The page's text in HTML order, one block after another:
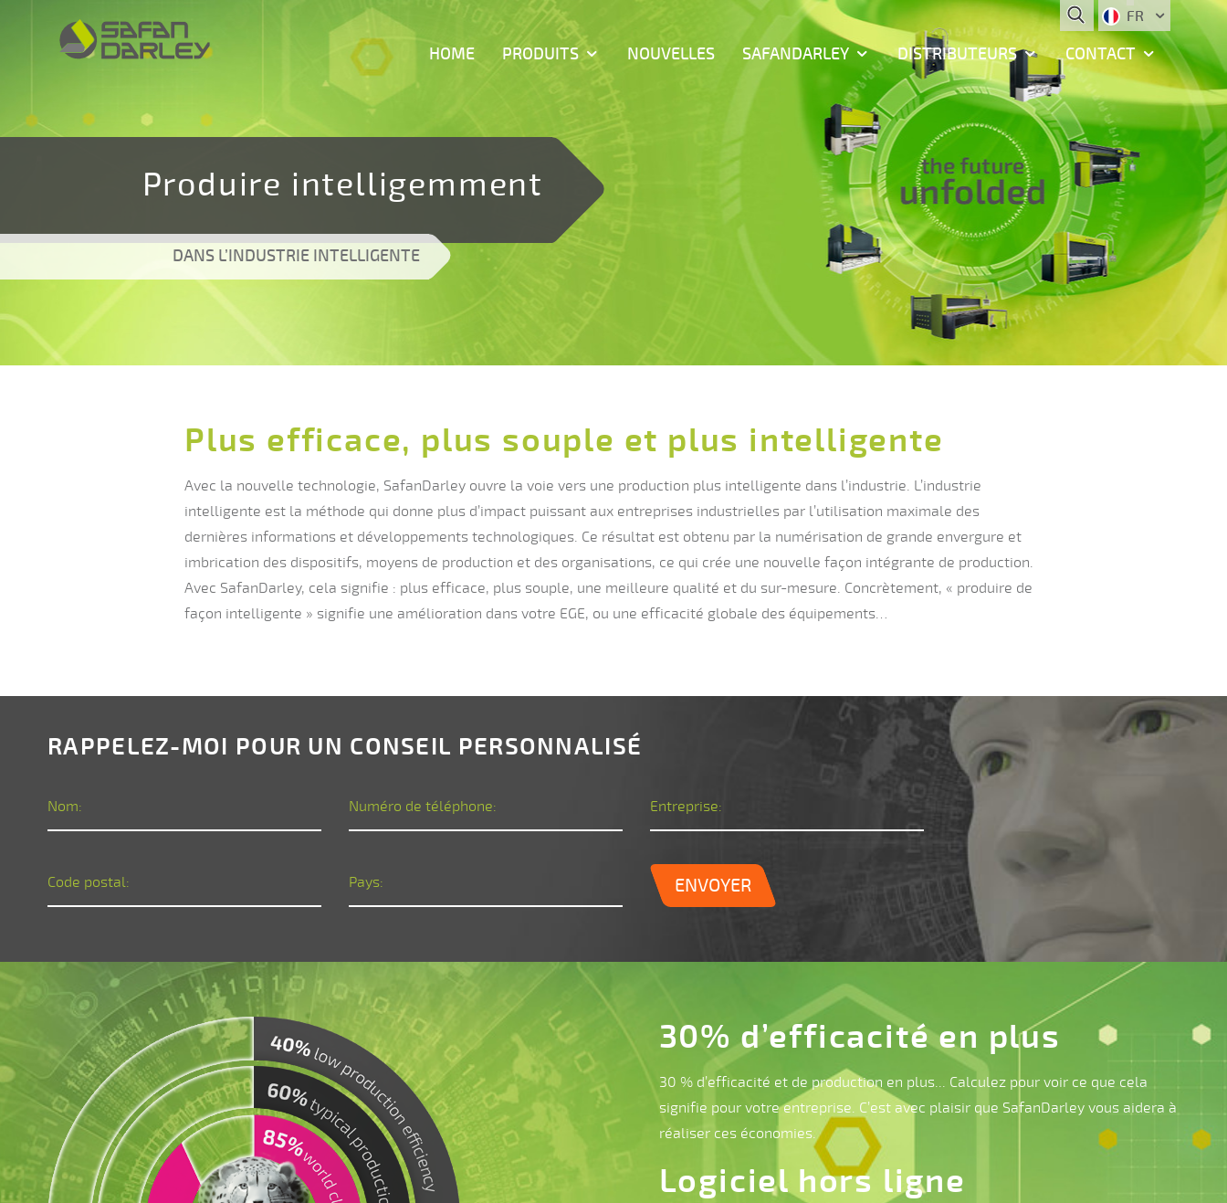
navigatie
HOME PRODUITS NOUVELLES SAFANDARLEY DISTRIBUTEURS CONTACT
FR
Produire intelligemment
DANS L’INDUSTRIE INTELLIGENTE
Plus efficace, plus souple et plus intelligente
Avec la nouvelle technologie, SafanDarley ouvre la voie vers une production plus intelligente dans l’industrie. L’industrie
intelligente est la méthode qui donne plus d’impact puissant aux entreprises industrielles par l’utilisation maximale des
dernières informations et développements technologiques. Ce résultat est obtenu par la numérisation de grande envergure et
imbrication des dispositifs, moyens de production et des organisations, ce qui crée une nouvelle façon intégrante de production.
Avec SafanDarley, cela signifie : plus efficace, plus souple, une meilleure qualité et du sur-mesure. Concrètement, « produire de
façon intelligente » signifie une amélioration dans votre EGE, ou une efficacité globale des équipements…
RAPPELEZ-MOI POUR UN CONSEIL PERSONNALISÉ
Nom: Numéro de téléphone: Entreprise:
Code postal: Pays: ENVOYER
30% d’efficacité en plus
30 % d’efficacité et de production en plus... Calculez pour voir ce que cela
signifie pour votre entreprise. C’est avec plaisir que SafanDarley vous aidera à
réaliser ces économies.
Logiciel hors ligne